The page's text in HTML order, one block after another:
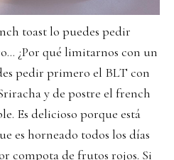
toast lo puedes pedir
¿Por qué limitarnos con un
pedir primero el BLT con
y de postre el french
Es delicioso porque está
es horneado todos los días
compota de frutos rojos. Si